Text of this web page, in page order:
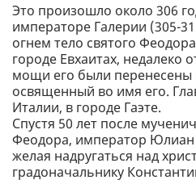
Это произошло около 306
императоре Галерии (305-
огнем тело святого
городе Евхаитах, недалеко
мощи его были перенесены
освященный во имя его.
Италии, в городе Гаэте.
Спустя 50 лет после
Феодора, император Юлиан
желая надругаться над
градоначальнику